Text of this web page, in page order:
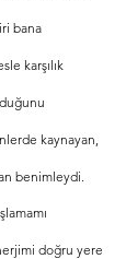
bana
karşılık
kaynayan,
benimleydi.
doğru yere